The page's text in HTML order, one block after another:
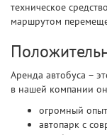
техническое
маршрутом
Аренда автобуса –
в нашей компании
огромный
автопарк с